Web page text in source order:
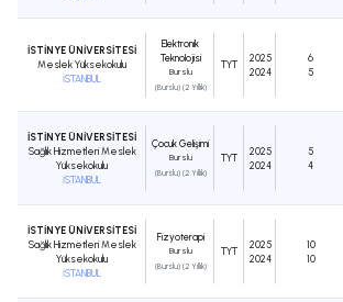
İSTİNYE ÜNİVERSİTESİ
Meslek Yüksekokulu
İSTANBUL
Elektronik
Teknolojisi
Burslu
(Burslu) (2 Yıllık)
TYT
2025
2024
6
5
İSTİNYE ÜNİVERSİTESİ
Sağlık Hizmetleri Meslek
Yüksekokulu
İSTANBUL
Çocuk Gelişimi
Burslu
(Burslu) (2 Yıllık)
TYT
2025
2024
5
4
İSTİNYE ÜNİVERSİTESİ
Sağlık Hizmetleri Meslek
Yüksekokulu
İSTANBUL
Fizyoterapi
Burslu
(Burslu) (2 Yıllık)
TYT
2025
2024
10
10